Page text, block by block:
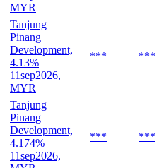
MYR
Tanjung
Pinang
Development,
4.13%
11sep2026,
MYR
*** ***
Tanjung
Pinang
Development,
4.174%
11sep2026,
*** ***